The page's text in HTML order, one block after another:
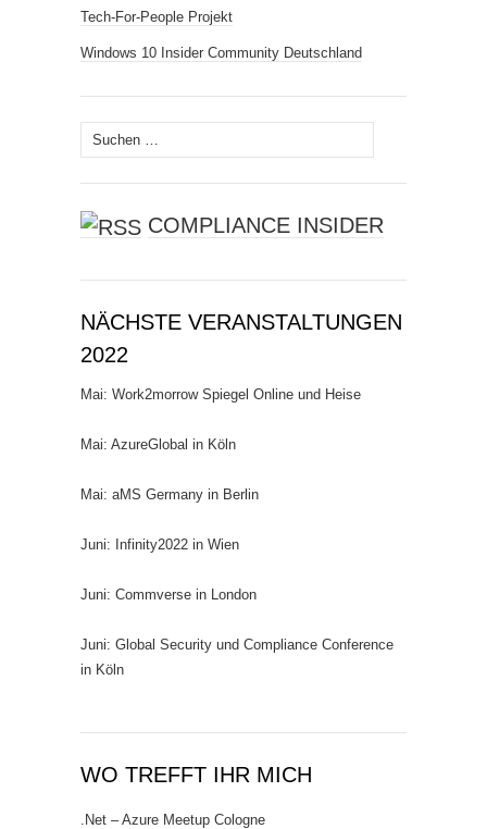
Tech-For-People Projekt
Windows 10 Insider Community Deutschland
Suchen
nach:
COMPLIANCE INSIDER
NÄCHSTE VERANSTALTUNGEN
2022
Mai: Work2morrow Spiegel Online und Heise
Mai: AzureGlobal in Köln
Mai: aMS Germany in Berlin
Juni: Infinity2022 in Wien
Juni: Commverse in London
Juni: Global Security und Compliance Conference
in Köln
WO TREFFT IHR MICH
.Net – Azure Meetup Cologne